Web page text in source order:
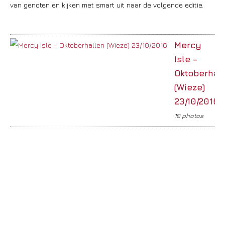
van genoten en kijken met smart uit naar de volgende editie.
Mercy
Isle –
(Wieze)
23/10/2016
10 photos